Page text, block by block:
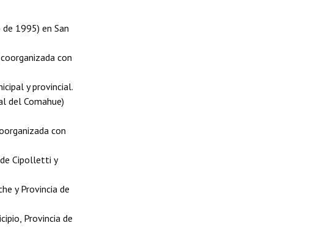
1995) en San
con
y provincial.
del Comahue)
con
Cipolletti y
y Provincia de
Provincia de